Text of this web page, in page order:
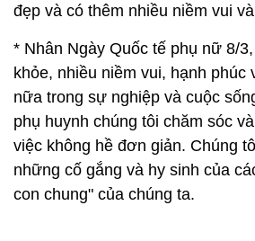
đẹp và có thêm nhiều niềm vui
* Nhân Ngày Quốc tế phụ nữ 8/
khỏe, nhiều niềm vui, hạnh phúc
nữa trong sự nghiệp và cuộc
phụ huynh chúng tôi chăm sóc
việc không hề đơn giản. Chúng
những cố gắng và hy sinh của
con chung" của chúng ta.